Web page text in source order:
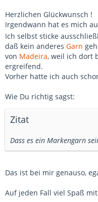
Herzlichen Glückwunsch !
Irgendwann hat es mich
Ich selbst sticke
daß kein anderes Garn
von Madeira, weil ich dort
ergreifend.
Vorher hatte ich auch
Wie Du richtig sagst:
Zitat
Dass es ein Markengarn
Das ist bei mir genauso,
Auf jeden Fall viel Spaß